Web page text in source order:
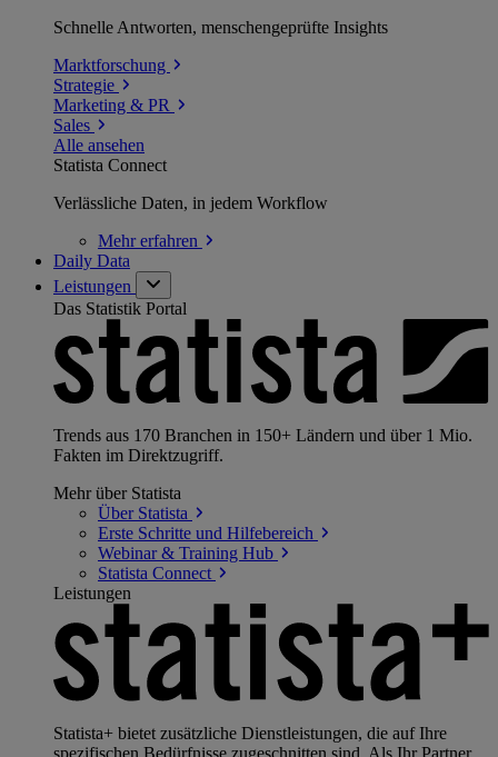
Schnelle Antworten, menschengeprüfte Insights
Marktforschung
Strategie
Marketing & PR
Sales
Alle ansehen
Statista Connect
Verlässliche Daten, in jedem Workflow
Mehrerfahren
Daily Data
Leistungen
Das Statistik Portal
Trends aus 170 Branchen in 150+ Ländern und über 1 Mio.
Fakten im Direktzugriff.
Mehr über Statista
Über Statista
Erste Schritte und Hilfebereich
Webinar & Training Hub
Statista Connect
Leistungen
Statista+ bietet zusätzliche Dienstleistungen, die auf Ihre
spezifischen Bedürfnisse zugeschnitten sind. Als Ihr Partner